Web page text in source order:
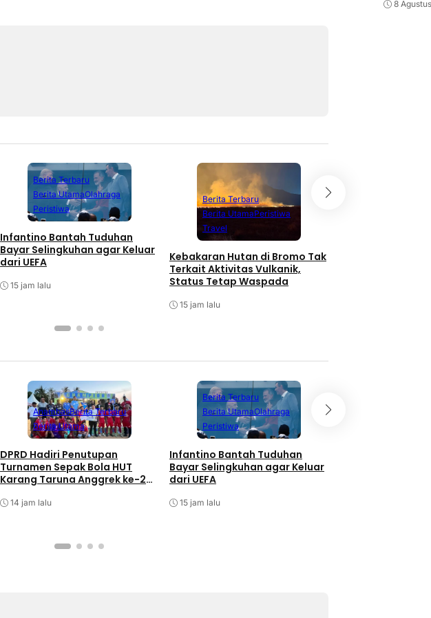
Berita Terbaru
Berita UtamaOlahraga
Peristiwa
Infantino Bantah Tuduhan
Bayar Selingkuhan agar Keluar
dari UEFA
15 jam lalu
Berita Terbaru
Berita UtamaPeristiwa
Travel
Kebakaran Hutan di Bromo Tak
Terkait Aktivitas Vulkanik,
Status Tetap Waspada
15 jam lalu
AnambasBerita Terbaru
Berita Utama
DPRD Hadiri Penutupan
Turnamen Sepak Bola HUT
Karang Taruna Anggrek ke-24
14 jam lalu
Berita Terbaru
Berita UtamaOlahraga
Peristiwa
Infantino Bantah Tuduhan
Bayar Selingkuhan agar Keluar
dari UEFA
15 jam lalu
8